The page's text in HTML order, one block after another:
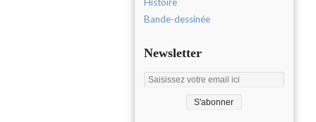
Bande-dessinée
Newsletter